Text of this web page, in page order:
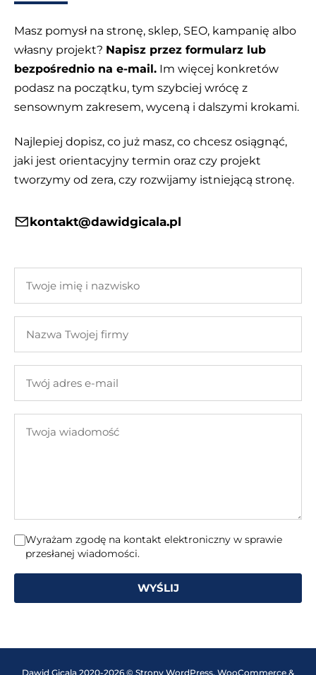
Masz pomysł na stronę, sklep, SEO, kampanię albo
własny projekt? Napisz przez formularz lub
bezpośrednio na e-mail. Im więcej konkretów
podasz na początku, tym szybciej wrócę z
sensownym zakresem, wyceną i dalszymi krokami.
Najlepiej dopisz, co już masz, co chcesz osiągnąć,
jaki jest orientacyjny termin oraz czy projekt
tworzymy od zera, czy rozwijamy istniejącą stronę.
kontakt@dawidgicala.pl
imię
nazwisko
Twojej
adres
mail
wiadomość
Wyrażam zgodę na kontakt elektroniczny w sprawie
przesłanej wiadomości.
WYŚLIJ
Dawid Gicala 2020-2026 © Strony WordPress, WooCommerce &